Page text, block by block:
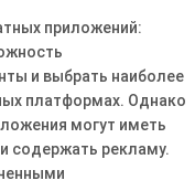
приложений:
и выбрать наиболее
платформах. Однако
могут иметь
содержать рекламу.